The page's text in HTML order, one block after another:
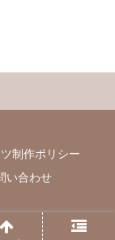
制作ポリシー
い合わせ
.